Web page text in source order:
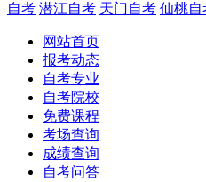
自考 潜江自考 天门自考 仙桃自
网站首页
报考动态
自考专业
自考院校
免费课程
考场查询
成绩查询
自考问答